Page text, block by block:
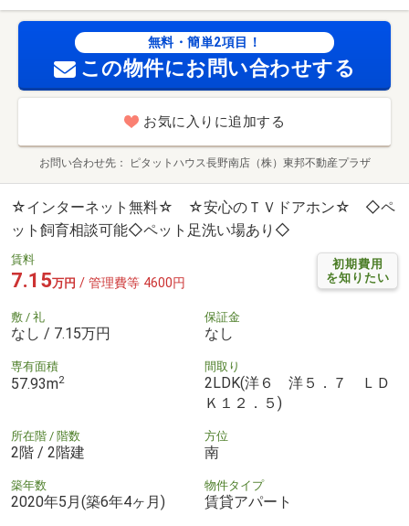
無料・簡単2項目！
この物件にお問い合わせする
お気に入りに追加する
お問い合わせ先 ピタットハウス長野南店（株）東邦不動産プラザ
☆インターネット無料☆ ☆安心のＴＶドアホン☆ ◇ペ
ット飼育相談可能◇ペット足洗い場あり◇
初期費用
を知りたい
賃料
7.15万円 / 管理費等 4600円
敷 / 礼
なし / 7.15万円
保証金
なし
専有面積
57.93m2
間取り
2LDK(洋６ 洋５．７ ＬＤ
Ｋ１２．５)
所在階 / 階数
2階 / 2階建
方位
南
築年数
2020年5月(築6年4ヶ月)
物件タイプ
賃貸アパート